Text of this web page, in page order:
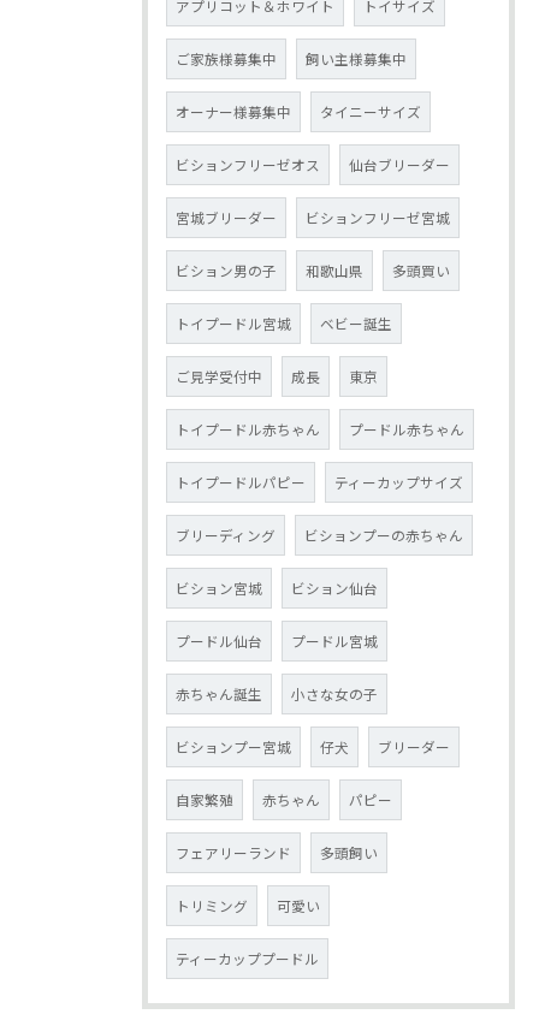
アプリコット＆ホワイト トイサイズ
ご家族様募集中 飼い主様募集中
オーナー様募集中 タイニーサイズ
ビションフリーゼオス 仙台ブリーダー
宮城ブリーダー ビションフリーゼ宮城
ビション男の子 和歌山県 多頭買い
トイプードル宮城 ベビー誕生
ご見学受付中 成長 東京
トイプードル赤ちゃん プードル赤ちゃん
トイプードルパピー ティーカップサイズ
ブリーディング ビションプーの赤ちゃん
ビション宮城 ビション仙台
プードル仙台 プードル宮城
赤ちゃん誕生 小さな女の子
ビションプー宮城 仔犬 ブリーダー
自家繁殖 赤ちゃん パピー
フェアリーランド 多頭飼い
トリミング 可愛い
ティーカッププードル